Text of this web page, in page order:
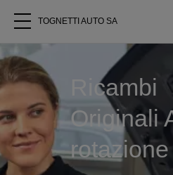
Tutti i modelli
Chi siamo
Acquistare Audi
TOGNETTI AUTO SA
Ricambi
Originali
rotazione